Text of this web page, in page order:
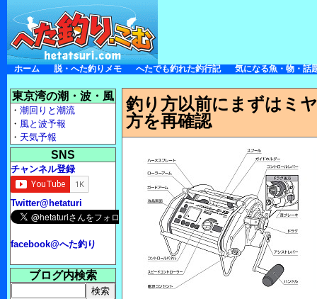
ホーム 脱・へた釣りメモ へたでも釣れた釣行記 気になる魚・物・話
釣り方以前にまずはミ
方を再確認
東京湾の潮・波・風
・ 潮回りと潮流
・ 風と波予報
・ 天気予報
SNS
チャンネル登録
Twitter@hetaturi
facebook@へた釣り
ブログ内検索